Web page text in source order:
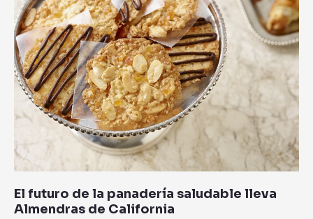
El futuro de la panadería saludable lleva
Almendras de California
la
panadería
saludable
lleva
Almendras
de
California